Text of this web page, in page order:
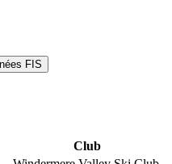
FIS
Club